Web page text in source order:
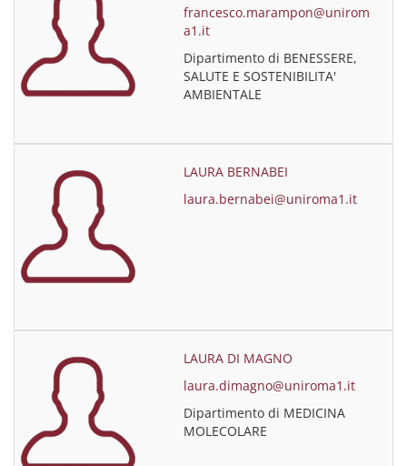
francesco.marampon@unirom
a1.it
Dipartimento di BENESSERE,
SALUTE E SOSTENIBILITA'
AMBIENTALE
LAURA BERNABEI
laura.bernabei@uniroma1.it
LAURA DI MAGNO
laura.dimagno@uniroma1.it
Dipartimento di MEDICINA
MOLECOLARE